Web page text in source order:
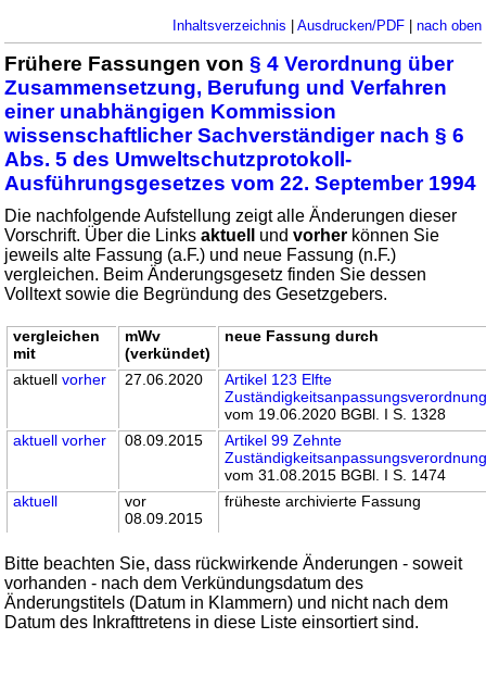
Inhaltsverzeichnis | Ausdrucken/PDF| nach oben
Frühere Fassungen von§ 4 Verordnung über
Zusammensetzung, Berufung und Verfahren
einer unabhängigen Kommission
wissenschaftlicher Sachverständiger nach § 6
Abs. 5 des Umweltschutzprotokoll-
Ausführungsgesetzes vom 22. September 1994
Die nachfolgende Aufstellung zeigt alle Änderungen dieser
Vorschrift. Über die Linksaktuell undvorher können Sie
jeweils alte Fassung (a.F.) und neue Fassung (n.F.)
vergleichen. Beim Änderungsgesetz finden Sie dessen
Volltext sowie die Begründung des Gesetzgebers.
vergleichen
mit
mWv
(verkündet)
neue Fassung durch
aktuellvorher 27.06.2020
Artikel 123 Elfte
vom 19.06.2020 BGBl. I S. 1328
aktuell vorher 08.09.2015
Artikel 99 Zehnte
vom 31.08.2015 BGBl. I S. 1474
aktuell
vor
08.09.2015
früheste archivierte Fassung
Bitte beachten Sie, dass rückwirkende Änderungen - soweit
vorhanden - nach dem Verkündungsdatum des
Änderungstitels (Datum in Klammern) und nicht nach dem
Datum des Inkrafttretens in diese Liste einsortiert sind.